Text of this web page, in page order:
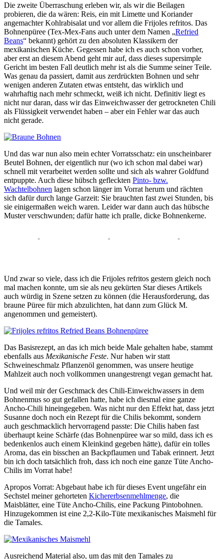
Die zweite Überraschung erleben wir, als wir die Beilagen
probieren, die da wären: Reis, ein mit Limette und Koriander
angemachter Kohlrabisalat und vor allem die Frijoles refritos. Das
Bohnenpüree (Tex-Mex-Fans auch unter dem Namen „Refried
Beans“ bekannt) gehört zu den absoluten Klassikern der
mexikanischen Küche. Gegessen habe ich es auch schon vorher,
aber erst an diesem Abend geht mir auf, dass dieses supersimple
Gericht im besten Fall deutlich mehr ist als die Summe seiner Teile.
Was genau da passiert, damit aus zerdrückten Bohnen und sehr
wenigen anderen Zutaten etwas entsteht, das wirklich und
wahrhaftig nach mehr schmeckt, weiß ich nicht. Definitiv liegt es
nicht nur daran, dass wir das Einweichwasser der getrockneten Chili
als Flüssigkeit verwendet haben – aber ein Fehler war das auch
nicht gerade.
Und das war nun also mein echter Vorratsschatz: ein unscheinbarer
Beutel Bohnen, der eigentlich nur (wo ich schon mal dabei war)
schnell mit verarbeitet werden sollte und sich als wahrer Goldfund
entpuppte. Auch diese hübsch gefleckten Pinto- bzw.
Wachtelbohnen lagen schon länger im Vorrat herum und rächten
sich dafür durch lange Garzeit: Sie brauchten fast zwei Stunden, bis
sie einigermaßen weich waren. Leider war dann auch das hübsche
Muster verschwunden; dafür hatte ich pralle, dicke Bohnenkerne.
Und zwar so viele, dass ich die Frijoles refritos gestern gleich noch
mal machen konnte, um sie als neu gekürten Star dieses Artikels
auch würdig in Szene setzen zu können (die Herausforderung, das
braune Püree für mich abzulichten, hat dann zum Glück M.
angenommen und gemeistert).
Das Basisrezept, an das ich mich beide Male gehalten habe, stammt
ebenfalls aus Mexikanische Feste. Nur haben wir statt
Schweineschmalz Pflanzenöl genommen, was unsere heutige
Mahlzeit auch noch vollkommen unangestrengt vegan gemacht hat.
Und weil mir der Geschmack des Chili-Einweichwassers in dem
Bohnenmus so gut gefallen hatte, habe ich diesmal eine ganze
Ancho-Chili hineingegeben. Was nicht nur den Effekt hat, dass jetzt
Susanne doch noch ein Rezept für die Chilis bekommt, sondern
auch geschmacklich hervorragend passte: Die Chilis haben fast
überhaupt keine Schärfe (das Bohnenpüree war so mild, dass ich es
bedenkenlos auch einem Kleinkind gegeben hätte), dafür ein tolles
Aroma, das ein bisschen an Backpflaumen und Tabak erinnert. Jetzt
bin ich doch tatsächlich froh, dass ich noch eine ganze Tüte Ancho-
Chilis im Vorrat habe!
Apropos Vorrat: Abgebaut habe ich für dieses Event ungefähr ein
Sechstel meiner gehorteten Kichererbsenmehlmenge, die
Maisblätter, eine Tüte Ancho-Chilis, eine Packung Pintobohnen.
Hinzugekommen ist eine 2,2-Kilo-Tüte mexikanisches Maismehl für
die Tamales.
Ausreichend Material also, um das mit den Tamales zu